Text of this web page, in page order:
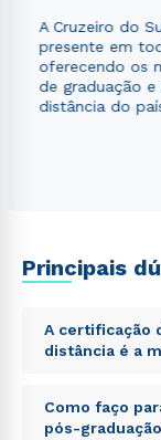
A Cruzeiro do
presente em
oferecendo os
de graduação
distância do
Principais
A certificação
distância é a
Sed ut
voluptatem
Como faço
pós-